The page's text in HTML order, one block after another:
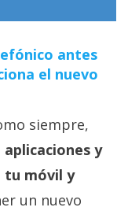
antes
el nuevo
siempre,
aplicaciones y
tu móvil y
un nuevo